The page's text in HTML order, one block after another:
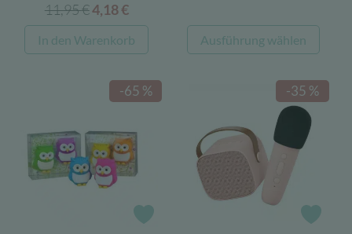
11,95€Ursprünglicher
Preis
war:
4,18€Aktueller
Preis
ist:
In den Warenkorb
25,50 €17,85 €.
Ausführung wählen
auf
-65 % -35 %